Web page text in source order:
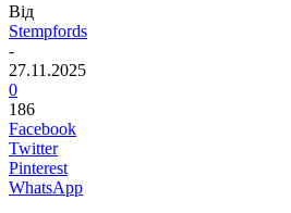
Від
Stempfords
-
27.11.2025
0
186
Facebook
Twitter
Pinterest
WhatsApp